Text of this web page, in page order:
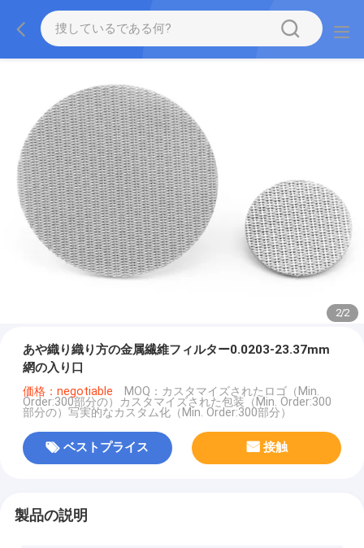
2/2
あや織り織り方の金属繊維フィルター0.0203-23.37mm
網の入り口
価格：negotiable MOQ：カスタマイズされたロゴ（Min.
Order:300部分の）カスタマイズされた包装（Min. Order:300
部分の）写実的なカスタム化（Min. Order:300部分）
ベストプライス 接触
製品の説明